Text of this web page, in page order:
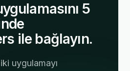
5
ile bağlayın.
uygulamayı